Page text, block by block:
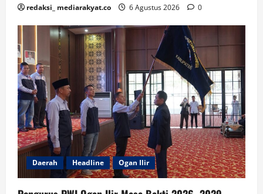
redaksi_ mediarakyat.co 6 Agustus 2026 0
Daerah Headline Ogan Ilir